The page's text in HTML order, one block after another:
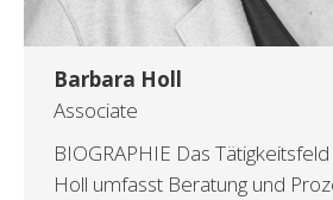
Barbara Holl
Associate
BIOGRAPHIE Das
Holl umfasst Beratung und